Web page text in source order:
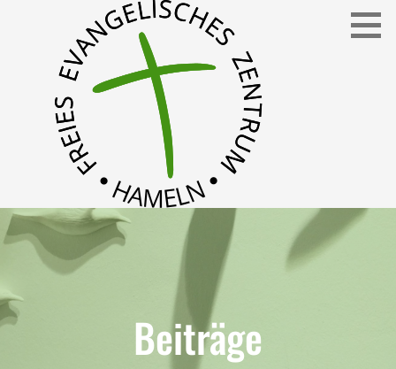
FEZ
Freies Evangelisches Zentrum in Hameln
Beiträge